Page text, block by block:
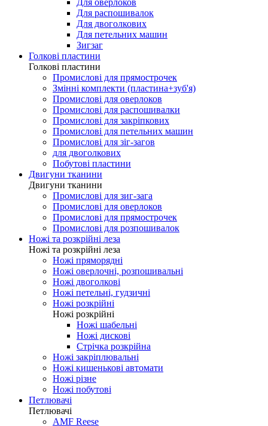
Для оверлоков
Для распошивалок
Для двоголкових
Для петельних машин
Зигзаг
Голкові пластини
Голкові пластини
Промислові для прямострочек
Змінні комплекти (пластина+зуб'я)
Промислові для оверлоков
Промислові для распошивалки
Промислові для закріпкових
Промислові для петельних машин
Промислові для зіг-загов
для двоголкових
Побутові пластини
Двигуни тканини
Двигуни тканини
Промислові для зиг-зага
Промислові для оверлоков
Промислові для прямострочек
Промислові для розпошивалок
Ножі та розкрійні леза
Ножі та розкрійні леза
Ножі пряморядні
Ножі оверлочні, розпошивальні
Ножі двоголкові
Ножі петельні, гудзичні
Ножі розкрійні
Ножі розкрійні
Ножі шабельні
Ножі дискові
Стрічка розкрійна
Ножі закріплювальні
Ножі кишенькові автомати
Ножі різне
Ножі побутові
Петлювачі
Петлювачі
AMF Reese